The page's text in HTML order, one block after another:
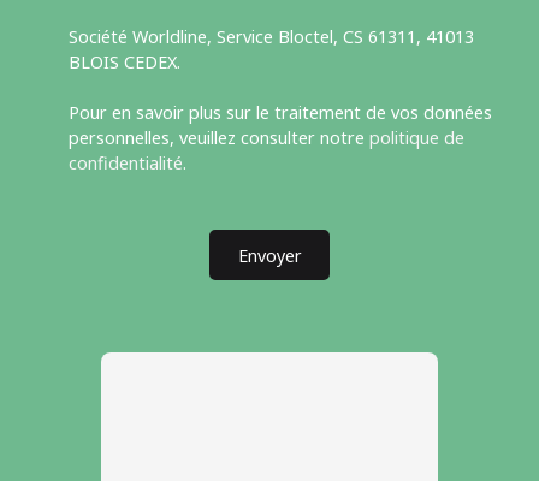
Société Worldline, Service Bloctel, CS 61311, 41013
BLOIS CEDEX.
Pour en savoir plus sur le traitement de vos données
personnelles, veuillez consulter notre politique de
confidentialité.
Envoyer